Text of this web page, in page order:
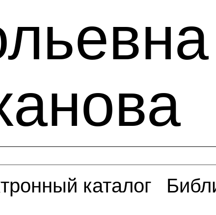
каталог